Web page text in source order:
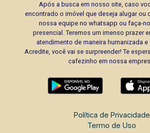
Após a busca em nosso site, caso
encontrado o imóvel que deseja alugar ou
nossa equipe no whatsapp ou faça-
presencial. Teremos um imenso prazer
atendimento de maneira humanizada
Acredite, você vai se surpreender! Te
cafezinho em nossa
Política de Privacidade
Termo de Uso